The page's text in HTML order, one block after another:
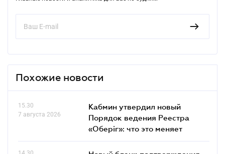
Похожие новости
15.30
7 августа 2026
Кабмин утвердил новый
Порядок ведения Реестра
«Оберіг»: что это меняет